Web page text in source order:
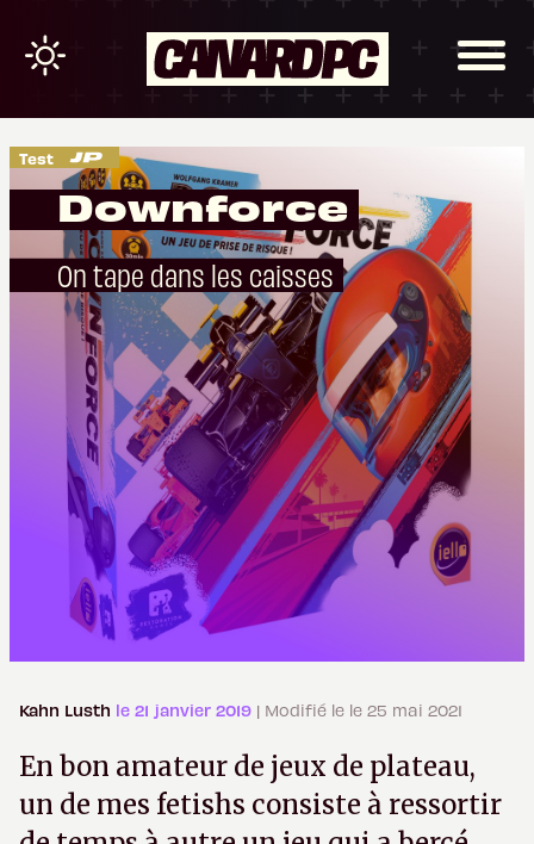
Test
Downforce
On tape dans les caisses
Kahn Lusth le 21 janvier 2019 | Modifié le le 25 mai 2021
En bon amateur de jeux de plateau,
un de mes fetishs consiste à ressortir